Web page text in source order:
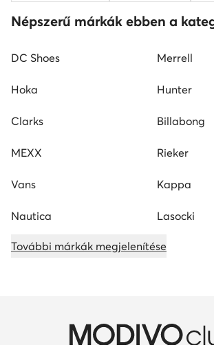
Népszerű márkák ebben a
DC Shoes Merrell
Hoka Hunter
Clarks Billabong
MEXX Rieker
Vans Kappa
Nautica Lasocki
További márkák megjelenítése